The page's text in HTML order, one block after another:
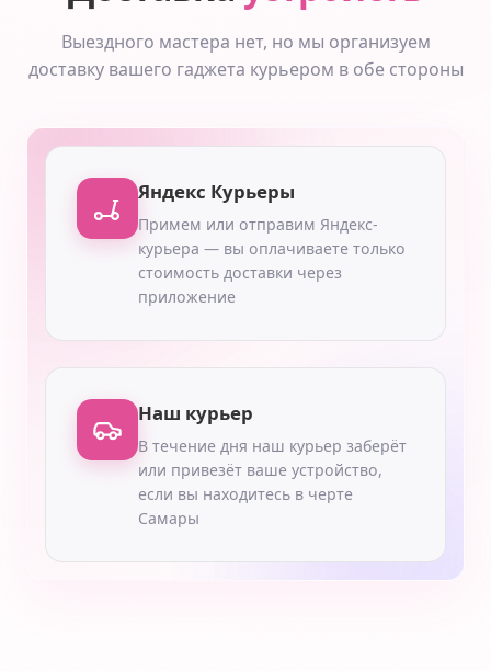
Выездного мастера нет, но мы организуем
доставку вашего гаджета курьером в обе стороны
Яндекс Курьеры
Примем или отправим Яндекс-
курьера — вы оплачиваете только
стоимость доставки через
приложение
Наш курьер
В течение дня наш курьер заберёт
или привезёт ваше устройство,
если вы находитесь в черте
Самары